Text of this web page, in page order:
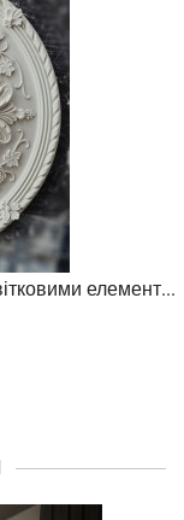
елемент...